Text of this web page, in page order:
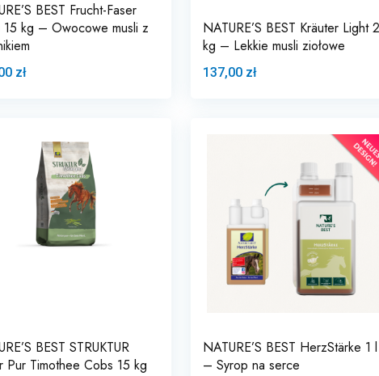
BEST Frucht-Faser
15 kg – Owocowe musli z
zł
NATURE’S BEST Kräuter Light
kg – Lekkie musli ziołowe
137,00 zł
BEST STRUKTUR
Pur Timothee Cobs 15 kg
NATURE’S BEST HerzStärke 1 l
– Syrop na serce